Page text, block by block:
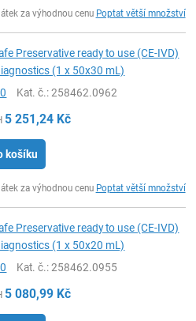
za výhodnou cenu Poptat větší množství
Preservative ready to use (CE-IVD)
(1 x 50x30 mL)
Kat. č.: 258462.0962
5 251,24 Kč
košíku
za výhodnou cenu Poptat větší množství
Preservative ready to use (CE-IVD)
(1 x 50x20 mL)
Kat. č.: 258462.0955
5 080,99 Kč